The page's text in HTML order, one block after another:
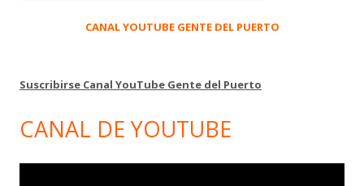
CANAL YOUTUBE GENTE DEL PUERTO
Suscribirse Canal YouTube Gente del Puerto
CANAL DE YOUTUBE